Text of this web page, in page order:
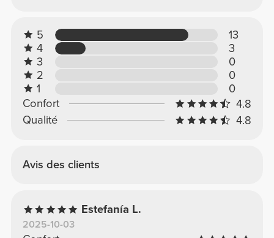
5
13
4
3
3
0
2
0
1
0
Confort
4.8
Qualité
4.8
Avis des clients
Estefanía L.
2025-10-03